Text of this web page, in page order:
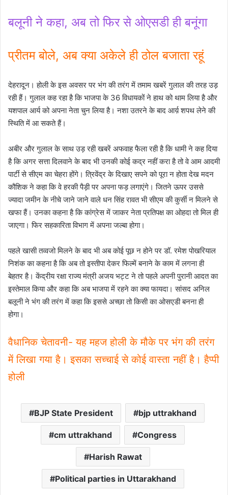
बलूनी ने कहा, अब तो फिर से ओएसडी ही बनूंगा
प्रीतम बोले, अब क्या अकेले ही ठोल बजाता रहूं
देहरादून। होली के इस अवसर पर भंग की तरंग में तमाम खबरें गुलाल की तरह उड़
रही हैं। गुलाल कह रहा है कि भाजपा के 36 विधायकों ने हाथ को थाम लिया है और
यशपाल आर्य को अपना नेता चुन लिया है। नशा उतरने के बाद आर्य़ शपथ लेने की
स्थिति में आ सकते हैं।
अबीर और गुलाल के साथ उड़ रही खबरें अफवाह फैला रही है कि धामी ने कह दिया
है कि अगर सत्ता दिलवाने के बाद भी उनकी कोई कद्र नहीं करा है तो वे आम आदमी
पार्टी से सीएम का चेहरा होंगे। त्रिवेंद्र के दिखाए सपने को पूरा न होता देख मदन
कौशिक ने कहा कि वे हरकी पैड़ी पर अपना फड़ लगाएंगे। जितने ऊपर उससे
ज्यादा जमीन के नीचे जाने जाने वाले धन सिंह रावत भी सीएम की कुर्सी न मिलने से
खफा हैं। उनका कहना है कि कांग्रेस में जाकर नेता प्रतिपक्ष का ओहदा तो मिल ही
जाएगा। फिर सहकारिता विभाग में अपना जल्बा होगा।
पहले खासी तव्वजो मिलने के बाद भी अब कोई पूछ न होने पर डॉ. रमेश पोखरियाल
निशंक का कहना है कि अब तो इस्तीपा देकर फिल्में बनाने के काम में लगना ही
बेहतर है। केंद्रीय रक्षा राज्य मंत्री अजय भट्ट ने तो पहले अपनी पुरानी आदत का
इस्तेमाल किया और कहा कि अब भाजपा में रहने का क्या फायदा। सांसद अनिल
बलूनी ने भंग की तरंग में कहा कि इससे अच्छा तो किसी का ओसएडी बनना ही
होगा।
वैधानिक चेतावनी- यह महज होली के मौके पर भंग की तरंग
में लिखा गया है। इसका सच्चाई से कोई वास्ता नहीं है। हैप्पी
होली
BJP State President bjp uttrakhand
cm uttrakhand Congress
Harish Rawat
Political parties in Uttarakhand